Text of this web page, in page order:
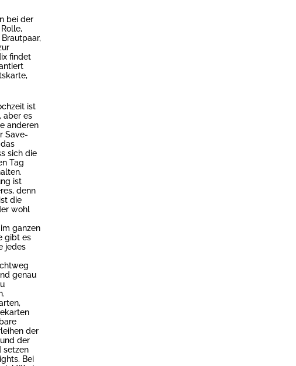
bei der
findet
ist
aber es
anderen
Save-
sich die
Tag
ist
denn
die
wohl
ganzen
gibt es
jedes
genau
der
der
setzen
Bei